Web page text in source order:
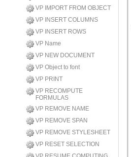
VP IMPORT FROM OBJECT
VP INSERT COLUMNS
VP INSERT ROWS
VP Name
VP NEW DOCUMENT
VP Object to font
VP PRINT
VP RECOMPUTE
FORMULAS
VP REMOVE NAME
VP REMOVE SPAN
VP REMOVE STYLESHEET
VP RESET SELECTION